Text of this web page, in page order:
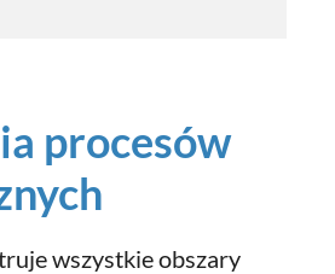
procesów
wszystkie obszary